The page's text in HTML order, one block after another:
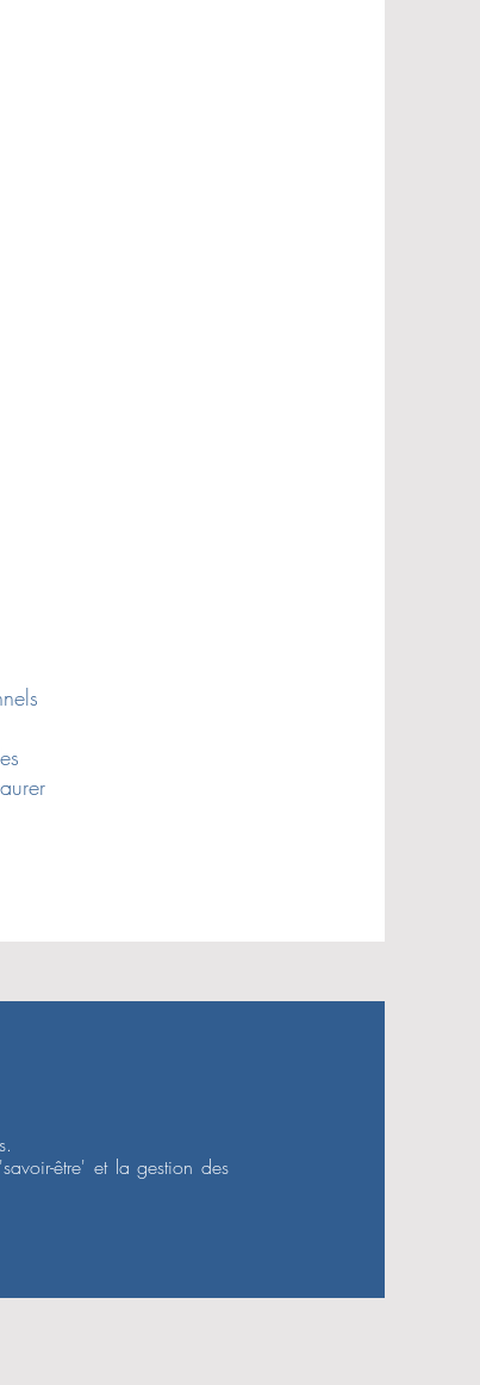
être' et la gestion des